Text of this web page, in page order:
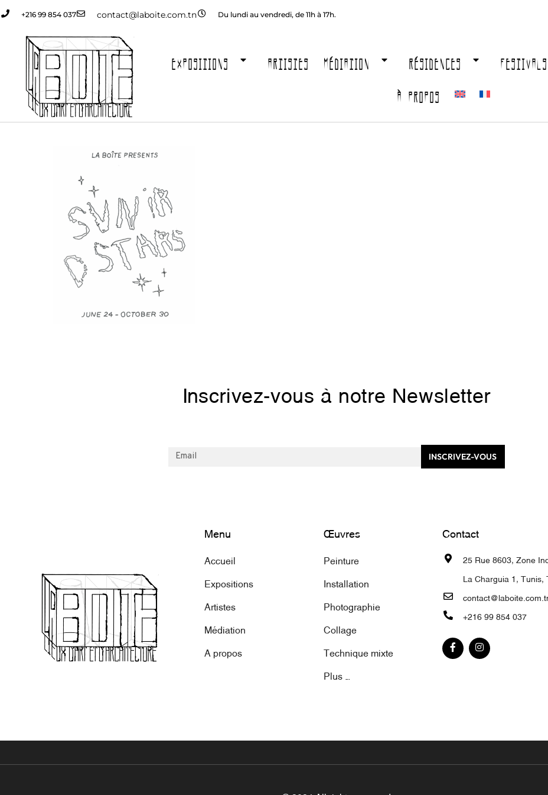
+216 99 854 037 contact@laboite.com.tn Du lundi au vendredi, de 11h à 17h.
EXPOSITIONS ARTISTES MÉDIATION RÉSIDENCES FESTIVALS
À PROPOS
Inscrivez-vous à notre Newsletter
INSCRIVEZ-VOUS
Menu
Accueil
Expositions
Artistes
Médiation
A propos
Œuvres
Peinture
Installation
Photographie
Collage
Technique mixte
Plus ...
Contact
25 Rue 8603, Zone
La Charguia 1, Tunis,
+216 99 854 037